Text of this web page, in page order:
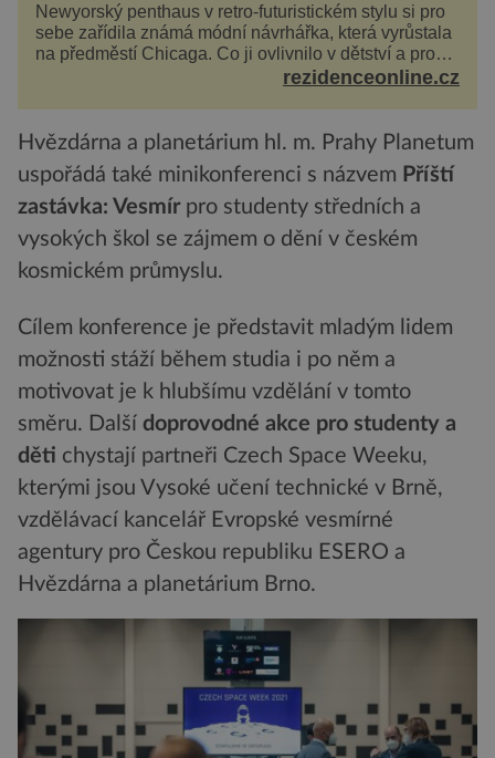
Newyorský penthaus v retro-futuristickém stylu si pro
sebe zařídila známá módní návrhářka, která vyrůstala
na předměstí Chicaga. Co ji ovlivnilo v dětství a proč
vypadá její domov právě takto? Interié...rezidenceonline.cz
Hvězdárna a planetárium hl. m. Prahy Planetum
uspořádá také minikonferenci s názvem Příští
zastávka: Vesmírpro studenty středních a
vysokých škol se zájmem o dění v českém
kosmickém průmyslu.
Cílem konference je představit mladým lidem
možnosti stáží během studia i po něm a
motivovat je k hlubšímu vzdělání v tomto
směru. Další doprovodné akce pro studenty a
děti chystají partneři Czech Space Weeku,
kterými jsou Vysoké učení technické v Brně,
vzdělávací kancelář Evropské vesmírné
agentury pro Českou republiku ESERO a
Hvězdárna a planetárium Brno.